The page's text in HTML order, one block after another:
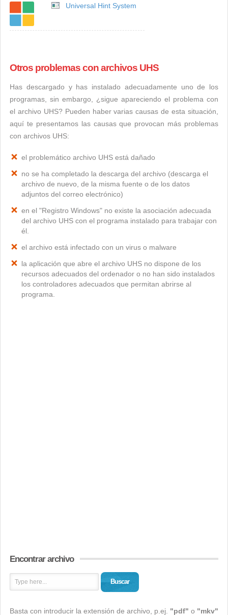
Universal Hint System
Otros problemas con archivos UHS
Has descargado y has instalado adecuadamente uno de los
programas, sin embargo, ¿sigue apareciendo el problema con
el archivo UHS? Pueden haber varias causas de esta situación,
aquí te presentamos las causas que provocan más problemas
con archivos UHS:
el problemático archivo UHS está dañado
no se ha completado la descarga del archivo (descarga el
archivo de nuevo, de la misma fuente o de los datos
adjuntos del correo electrónico)
en el "Registro Windows" no existe la asociación adecuada
del archivo UHS con el programa instalado para trabajar con
él.
el archivo está infectado con un virus o malware
la aplicación que abre el archivo UHS no dispone de los
recursos adecuados del ordenador o no han sido instalados
los controladores adecuados que permitan abrirse al
programa.
Encontrar archivo
Buscar
Basta con introducir la extensión de archivo, p.ej. "pdf" o "mkv"